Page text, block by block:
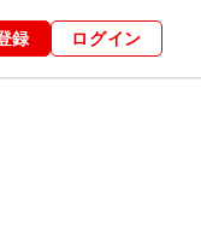
せ
録 ログイン